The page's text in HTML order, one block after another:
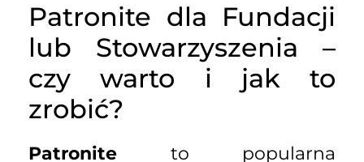
Patronite dla Fundacji
lub Stowarzyszenia –
czy warto i jak to
zrobić?
Patronite to popularna